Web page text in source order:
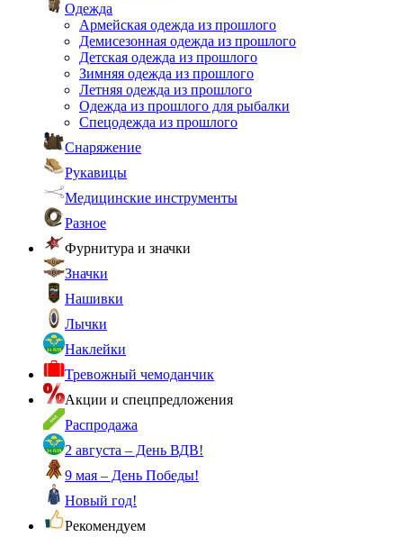
Одежда
Армейская одежда из прошлого
Демисезонная одежда из прошлого
Детская одежда из прошлого
Зимняя одежда из прошлого
Летняя одежда из прошлого
Одежда из прошлого для рыбалки
Спецодежда из прошлого
Снаряжение
Рукавицы
Медицинские инструменты
Разное
Фурнитура и значки
Значки
Нашивки
Лычки
Наклейки
Тревожный чемоданчик
Акции и спецпредложения
Распродажа
2 августа – День ВДВ!
9 мая – День Победы!
Новый год!
Рекомендуем